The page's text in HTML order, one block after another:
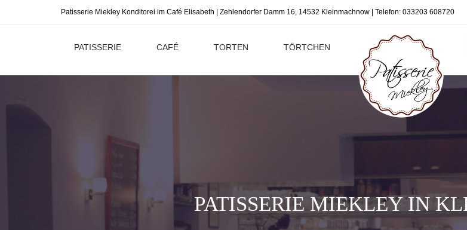
Patisserie Miekley Konditorei im Café Elisabeth | Zehlendorfer Damm 16, 14532 Kleinmachnow | Telefon: 033203 608720
PATISSERIE CAFÉ TORTEN TÖRTCHEN
PATISSERIE MIEKLEY IN